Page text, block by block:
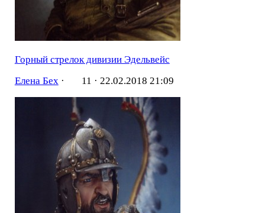
Горный стрелок дивизии Эдельвейс
Елена Бех· 11 · 22.02.2018 21:09